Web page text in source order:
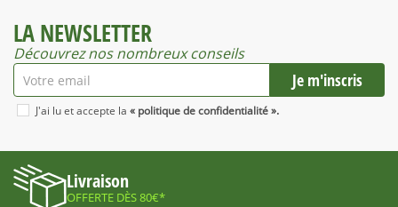
LA NEWSLETTER
Découvrez nos nombreux conseils
J'ai lu et accepte la « politique de confidentialité ».
Livraison
OFFERTE DÈS 80€*